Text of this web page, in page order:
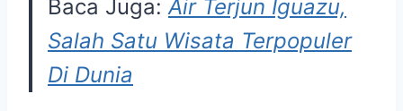
Baca Juga:Air Terjun Iguazu,
Salah Satu Wisata Terpopuler
Di Dunia